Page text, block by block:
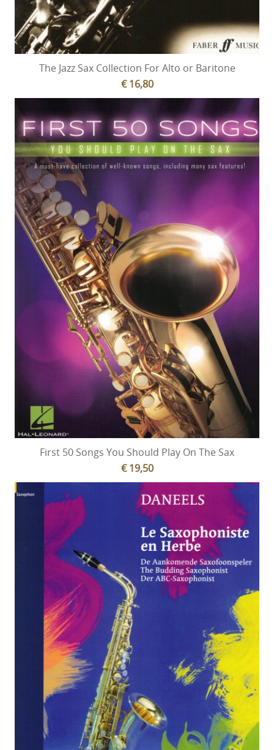
The Jazz Sax Collection For Alto or Baritone
€ 16,80
First 50 Songs You Should Play On The Sax
€ 19,50